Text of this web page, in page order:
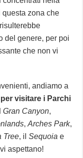
questa zona che
del genere, per poi
che non vi
andiamo a
visitare i Parchi
Gran Canyon,
,Arches Park,
Tree, ilSequoia e
aspettano!